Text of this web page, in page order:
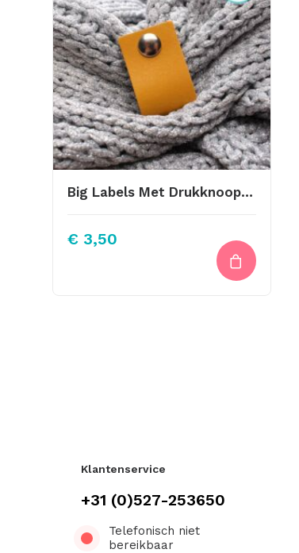
Big Labels Met Drukknoop 10x3cm Oker
€ 3,50
Klantenservice
+31 (0)527-253650
Telefonisch niet
bereikbaar